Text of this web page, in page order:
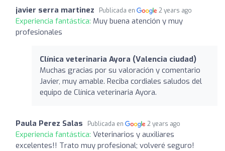
javier serra martinez Publicada en 2 years ago
Experiencia fantástica: Muy buena atención y muy
profesionales
Clínica veterinaria Ayora (Valencia ciudad)
Muchas gracias por su valoración y comentario
Javier, muy amable. Reciba cordiales saludos del
equipo de Clínica veterinaria Ayora.
Paula Perez Salas Publicada en 2 years ago
Experiencia fantástica: Veterinarios y auxiliares
excelentes!! Trato muy profesional; volveré seguro!